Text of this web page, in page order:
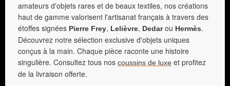
amateurs d'objets rares et de beaux textiles, nos créations
haut de gamme valorisent l'artisanat français à travers des
étoffes signées Pierre Frey, Lelièvre, Dedarou Hermès.
Découvrez notre sélection exclusive d'objets uniques
conçus à la main. Chaque pièce raconte une histoire
singulière. Consultez tous nos coussins de luxe et profitez
de la livraison offerte.